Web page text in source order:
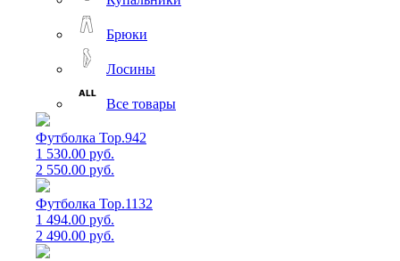
Брюки
Лосины
Все товары
Футболка Top.942
1 530.00 руб.
2 550.00 руб.
Футболка Top.1132
1 494.00 руб.
2 490.00 руб.